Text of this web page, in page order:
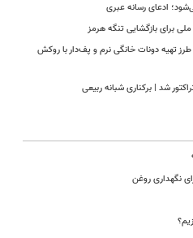
ادعای رسانه عبری
تهیه دونات خانگی نرم و پف‌دار با روکش
شد | برکناری شبانه ربیعی
نگهداری روغن‌